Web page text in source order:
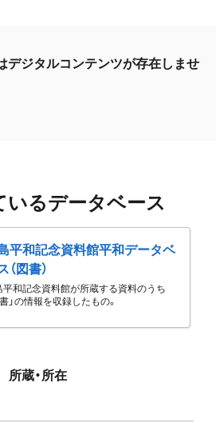
デジタルコンテンツが存在しませ
いるデータベース
平和記念資料館平和データベ
（図書）
平和記念資料館が所蔵する資料のうち
書」の情報を収録したもの。
所蔵・所在